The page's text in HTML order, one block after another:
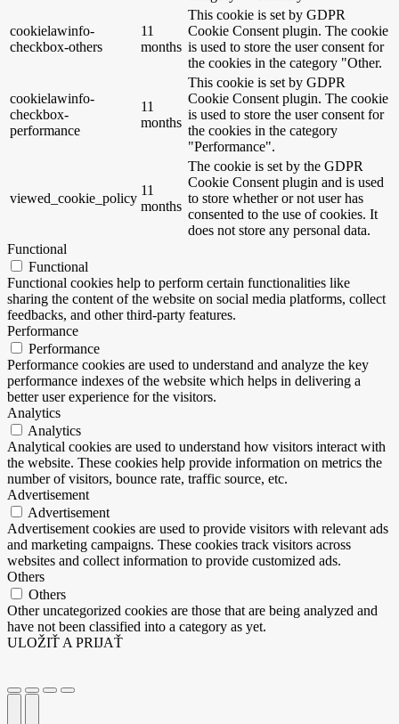
cookielawinfo-
checkbox-others
11
months
This cookie is set by GDPR
Cookie Consent plugin. The cookie
is used to store the user consent for
the cookies in the category "Other.
cookielawinfo-
checkbox-
performance
11
months
This cookie is set by GDPR
Cookie Consent plugin. The cookie
is used to store the user consent for
the cookies in the category
"Performance".
viewed_cookie_policy
11
months
The cookie is set by the GDPR
Cookie Consent plugin and is used
to store whether or not user has
consented to the use of cookies. It
does not store any personal data.
Functional
Functional
Functional cookies help to perform certain functionalities like
sharing the content of the website on social media platforms, collect
feedbacks, and other third-party features.
Performance
Performance
Performance cookies are used to understand and analyze the key
performance indexes of the website which helps in delivering a
better user experience for the visitors.
Analytics
Analytics
Analytical cookies are used to understand how visitors interact with
the website. These cookies help provide information on metrics the
number of visitors, bounce rate, traffic source, etc.
Advertisement
Advertisement
Advertisement cookies are used to provide visitors with relevant ads
and marketing campaigns. These cookies track visitors across
websites and collect information to provide customized ads.
Others
Others
Other uncategorized cookies are those that are being analyzed and
have not been classified into a category as yet.
ULOŽIŤ A PRIJAŤ